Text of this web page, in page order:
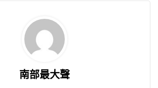
南部最大聲